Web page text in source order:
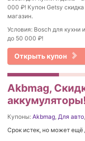
000 ₽! Купон Getsy скидка
магазин.
Условия: Bosch для кухни
до 50 000 ₽!
Открыть купон
Akbmag,
Купоны: Akbmag, Для авто,
Срок истек, но может ещё